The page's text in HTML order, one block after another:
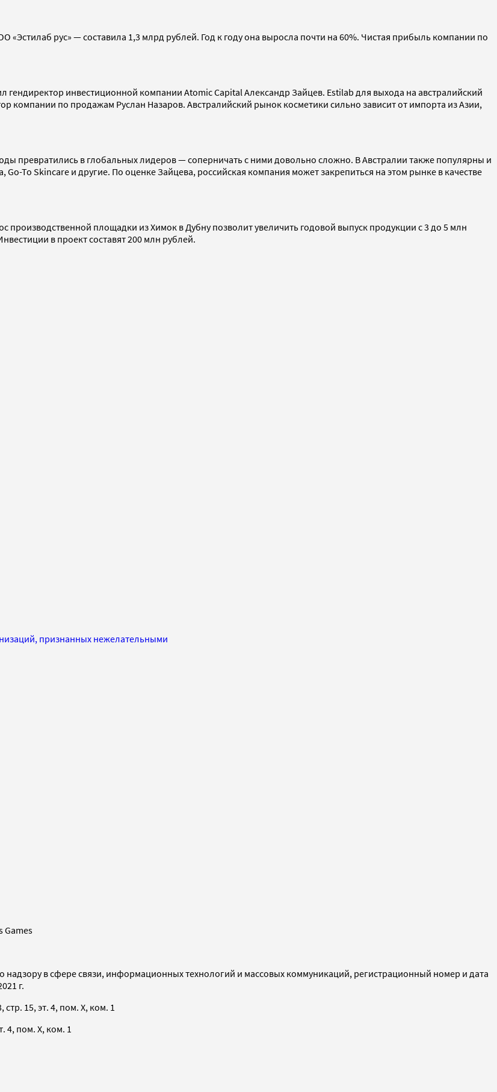
рус» — составила 1,3 млрд рублей. Год к году она выросла почти на 60%. Чистая прибыль компании по
гендиректор инвестиционной компании Atomic Capital Александр Зайцев. Estilab для выхода на австралийский
компании по продажам Руслан Назаров. Австралийский рынок косметики сильно зависит от импорта из Азии,
превратились в глобальных лидеров — соперничать с ними довольно сложно. В Австралии также популярны и
To Skincare и другие. По оценке Зайцева, российская компания может закрепиться на этом рынке в качестве
производственной площадки из Химок в Дубну позволит увеличить годовой выпуск продукции с 3 до 5 млн
в проект составят 200 млн рублей.
признанных нежелательными
Games
надзору в сфере связи, информационных технологий и массовых коммуникаций, регистрационный номер и дата
г.
15, эт. 4, пом. X, ком. 1
4, пом. X, ком. 1